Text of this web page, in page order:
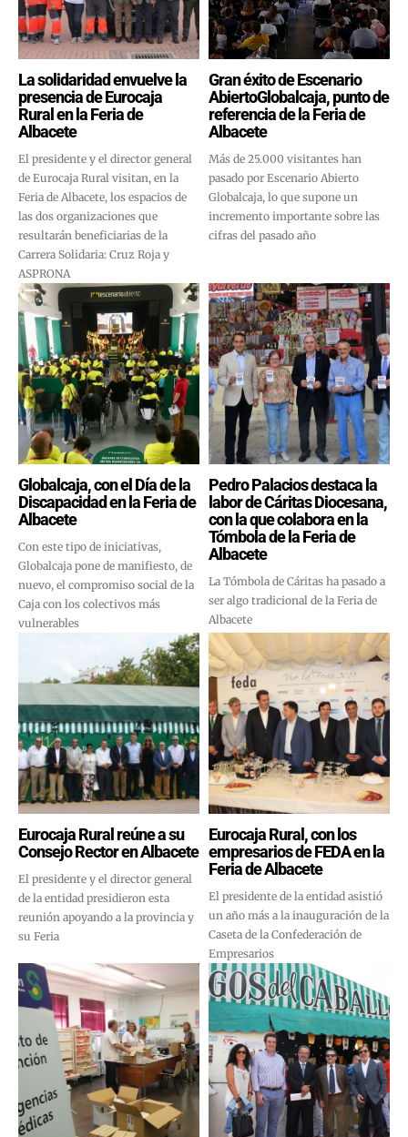
La solidaridad envuelve la
presencia de Eurocaja
Rural en la Feria de
Albacete
El presidente y el director general
de Eurocaja Rural visitan, en la
Feria de Albacete, los espacios de
las dos organizaciones que
resultarán beneficiarias de la
Carrera Solidaria: Cruz Roja y
ASPRONA
Gran éxito de Escenario
AbiertoGlobalcaja, punto de
referencia de la Feria de
Albacete
Más de 25.000 visitantes han
pasado por Escenario Abierto
Globalcaja, lo que supone un
incremento importante sobre las
cifras del pasado año
Globalcaja, con el Día de la
Discapacidad en la Feria de
Albacete
Con este tipo de iniciativas,
Globalcaja pone de manifiesto, de
nuevo, el compromiso social de la
Caja con los colectivos más
vulnerables
Pedro Palacios destaca la
labor de Cáritas Diocesana,
con la que colabora en la
Tómbola de la Feria de
Albacete
La Tómbola de Cáritas ha pasado a
ser algo tradicional de la Feria de
Albacete
Eurocaja Rural reúne a su
Consejo Rector en Albacete
El presidente y el director general
de la entidad presidieron esta
reunión apoyando a la provincia y
su Feria
Eurocaja Rural, con los
empresarios de FEDA en la
Feria de Albacete
El presidente de la entidad asistió
un año más a la inauguración de la
Caseta de la Confederación de
Empresarios